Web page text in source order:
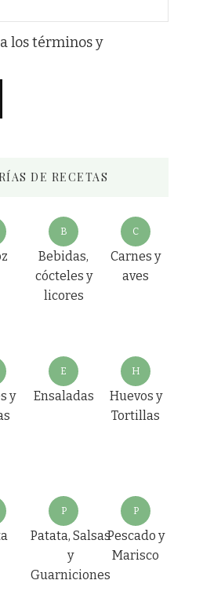
los términos y
DE RECETAS
B
Bebidas,
cócteles y
licores
C
Carnes y
aves
y
E
Ensaladas
H
Huevos y
Tortillas
P
Patata, Salsas
y
Guarniciones
P
Pescado y
Marisco